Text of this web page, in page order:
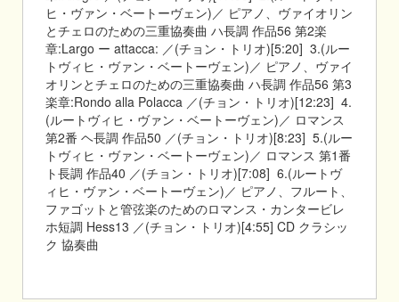
ヒ・ヴァン・ベートーヴェン)／ ピアノ、ヴァイオリン
とチェロのための三重協奏曲 ハ長調 作品56 第2楽
章:Largo ー attacca: ／(チョン・トリオ)[5:20] 3.(ルー
トヴィヒ・ヴァン・ベートーヴェン)／ ピアノ、ヴァイ
オリンとチェロのための三重協奏曲 ハ長調 作品56 第3
楽章:Rondo alla Polacca ／(チョン・トリオ)[12:23] 4.
(ルートヴィヒ・ヴァン・ベートーヴェン)／ ロマンス
第2番 ヘ長調 作品50 ／(チョン・トリオ)[8:23] 5.(ルー
トヴィヒ・ヴァン・ベートーヴェン)／ ロマンス 第1番
ト長調 作品40 ／(チョン・トリオ)[7:08] 6.(ルートヴ
ィヒ・ヴァン・ベートーヴェン)／ ピアノ、フルート、
ファゴットと管弦楽のためのロマンス・カンタービレ
ホ短調 Hess13 ／(チョン・トリオ)[4:55] CD クラシッ
ク 協奏曲